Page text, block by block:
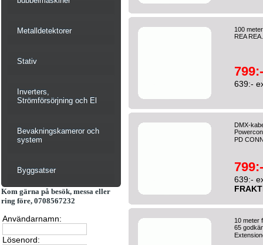
Metalldetektorer
Stativ
Inverters,
Strömförsörjning och El
Bevakningskameror och
system
Byggsatser
Kom gärna på besök, messa eller
ring före, 0708567232
Användarnamn:
Lösenord:
100
REA
799:-
639:-
DMX-
PD
799:-
639:-
10 meter
65